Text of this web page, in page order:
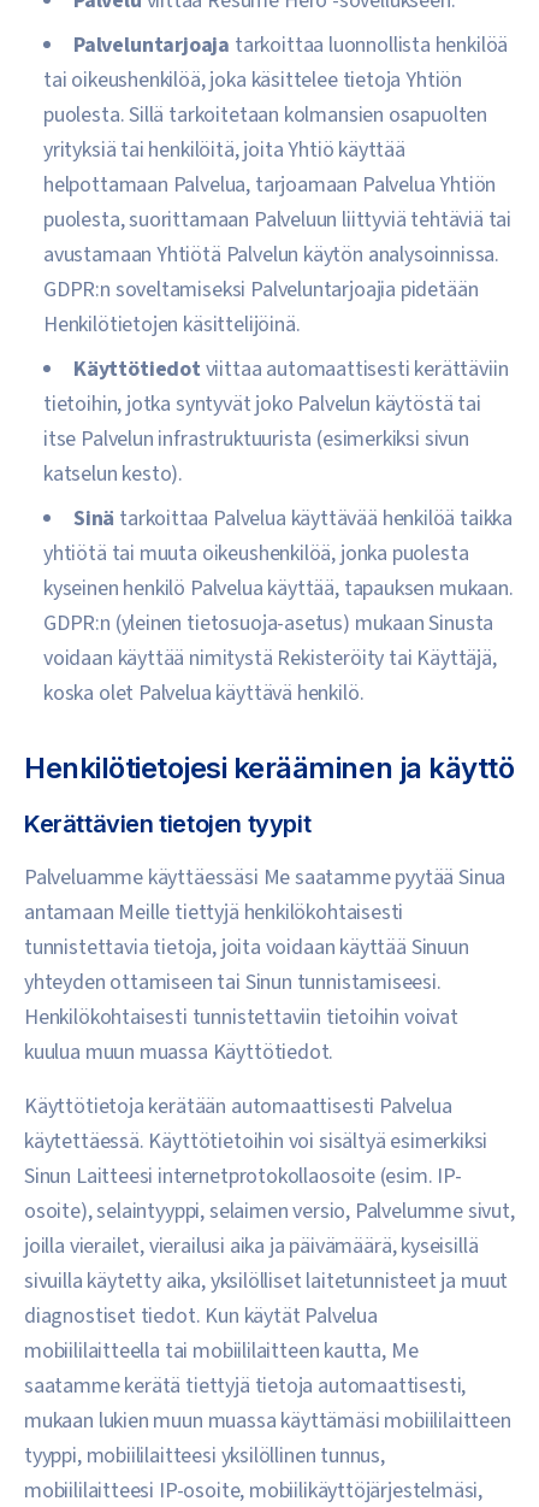
Palveluntarjoaja tarkoittaa luonnollista henkilöä
tai oikeushenkilöä, joka käsittelee tietoja Yhtiön
puolesta. Sillä tarkoitetaan kolmansien osapuolten
yrityksiä tai henkilöitä, joita Yhtiö käyttää
helpottamaan Palvelua, tarjoamaan Palvelua Yhtiön
puolesta, suorittamaan Palveluun liittyviä tehtäviä tai
avustamaan Yhtiötä Palvelun käytön analysoinnissa.
GDPR:n soveltamiseksi Palveluntarjoajia pidetään
Henkilötietojen käsittelijöinä.
Käyttötiedot viittaa automaattisesti kerättäviin
tietoihin, jotka syntyvät joko Palvelun käytöstä tai
itse Palvelun infrastruktuurista (esimerkiksi sivun
katselun kesto).
Sinä tarkoittaa Palvelua käyttävää henkilöä taikka
yhtiötä tai muuta oikeushenkilöä, jonka puolesta
kyseinen henkilö Palvelua käyttää, tapauksen mukaan.
GDPR:n (yleinen tietosuoja-asetus) mukaan Sinusta
voidaan käyttää nimitystä Rekisteröity tai Käyttäjä,
koska olet Palvelua käyttävä henkilö.
Henkilötietojesi kerääminen ja käyttö
Kerättävien tietojen tyypit
Palveluamme käyttäessäsi Me saatamme pyytää Sinua
antamaan Meille tiettyjä henkilökohtaisesti
tunnistettavia tietoja, joita voidaan käyttää Sinuun
yhteyden ottamiseen tai Sinun tunnistamiseesi.
Henkilökohtaisesti tunnistettaviin tietoihin voivat
kuulua muun muassa Käyttötiedot.
Käyttötietoja kerätään automaattisesti Palvelua
käytettäessä. Käyttötietoihin voi sisältyä esimerkiksi
Sinun Laitteesi internetprotokollaosoite (esim. IP-
osoite), selaintyyppi, selaimen versio, Palvelumme sivut,
joilla vierailet, vierailusi aika ja päivämäärä, kyseisillä
sivuilla käytetty aika, yksilölliset laitetunnisteet ja muut
diagnostiset tiedot. Kun käytät Palvelua
mobiililaitteella tai mobiililaitteen kautta, Me
saatamme kerätä tiettyjä tietoja automaattisesti,
mukaan lukien muun muassa käyttämäsi mobiililaitteen
tyyppi, mobiililaitteesi yksilöllinen tunnus,
mobiililaitteesi IP-osoite, mobiilikäyttöjärjestelmäsi,